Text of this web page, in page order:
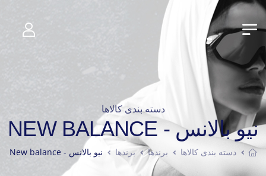
دسته بندی کالاها
نیو بالانس - NEW BALANCE
دسته بندی کالاها برندها برندها نیو بالانس - New balance